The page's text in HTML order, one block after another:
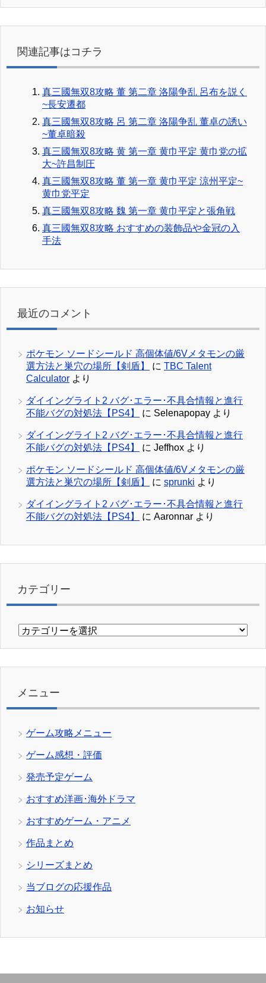
関連記事はコチラ
真三國無双8攻略 董 第二章 洛陽争乱 呂布を説く
~長安遷都
真三國無双8攻略 呂 第二章 洛陽争乱 董卓の誘い
~董卓暗殺
真三國無双8攻略 黄 第一章 黄巾平定 黄巾党の拡
大~許昌制圧
真三國無双8攻略 董 第一章 黄巾平定 涼州平定~
黄巾党平定
真三國無双8攻略 魏 第一章 黄巾平定と張角戦
真三國無双8攻略 おすすめの装飾品や金冠の入
手法
最近のコメント
ポケモン ソードシールド 高個体値/6Vメタモンの厳
選方法と巣穴の場所【剣盾】
に TBC Talent
Calculator より
ダイイングライト2 バグ･エラー･不具合情報と進行
不能バグの対処法【PS4】
に Selenapopay より
ダイイングライト2 バグ･エラー･不具合情報と進行
不能バグの対処法【PS4】
に Jeffhox より
ポケモン ソードシールド 高個体値/6Vメタモンの厳
選方法と巣穴の場所【剣盾】
に sprunki より
ダイイングライト2 バグ･エラー･不具合情報と進行
不能バグの対処法【PS4】
に Aaronnar より
カテゴリー
カ
リ
メニュー
ゲーム攻略メニュー
ゲーム感想・評価
発売予定ゲーム
おすすめ洋画･海外ドラマ
おすすめゲーム・アニメ
作品まとめ
シリーズまとめ
当ブログの応援作品
お知らせ